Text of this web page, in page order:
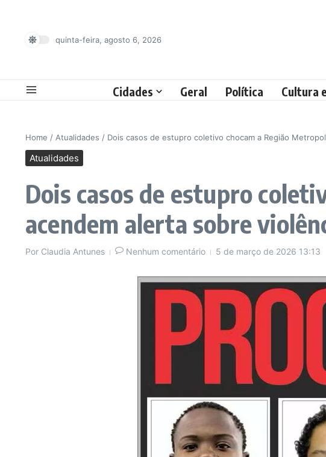
quinta-feira, agosto 6, 2026
Cidades Geral Política Cultura
Home / Atualidades / Dois casos de estupro coletivo chocam a Região
Atualidades
Dois casos de estupro
acendem alerta sobre
Por Claudia Antunes Nenhum comentário 5 de março de 2026 13:13